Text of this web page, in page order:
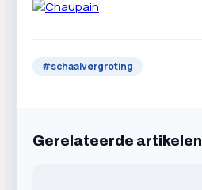
#schaalvergroting
Gerelateerde artikelen